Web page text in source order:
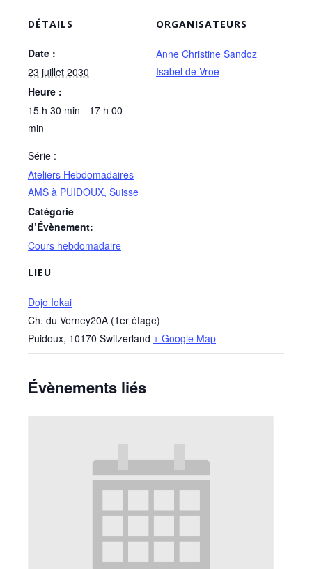
DÉTAILS
Date :
23 juillet 2030
Heure :
15 h 30 min - 17 h 00
min
Série :
Ateliers Hebdomadaires
AMS à PUIDOUX, Suisse
Catégorie
d’Évènement:
Cours hebdomadaire
LIEU
Dojo Iokai
Ch. du Verney20A (1er étage)
Puidoux, 10170 Switzerland + Google Map
ORGANISATEURS
Anne Christine Sandoz
Isabel de Vroe
Évènements liés